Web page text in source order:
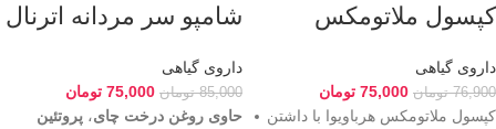
کپسول ملاتومکس
داروی گیاهی
76,900 تومان 75,000 تومان
کپسول ملاتومکس هرباویوا با داشتن
شامپو سر مردانه اترنال
داروی گیاهی
85,000 تومان 75,000 تومان
حاوی روغن درخت چای، پروتئین